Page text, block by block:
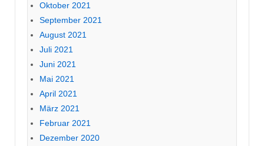
Oktober 2021
September 2021
August 2021
Juli 2021
Juni 2021
Mai 2021
April 2021
März 2021
Februar 2021
Dezember 2020